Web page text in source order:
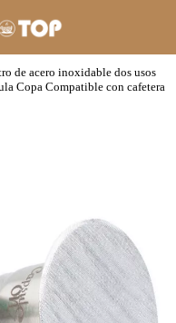
de acero inoxidable dos usos
Copa Compatible con cafetera